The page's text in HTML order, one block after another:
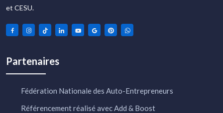
et CESU.
Partenaires
Fédération Nationale des Auto-Entrepreneurs
Référencement réalisé avec Add & Boost